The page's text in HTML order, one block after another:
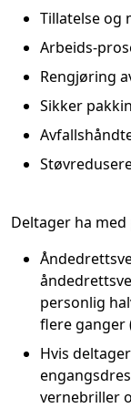
Tillatelse og
Arbeids-
Rengjøring
Sikker
Deltager ha
personlig
flere ganger
Hvis
vernebriller